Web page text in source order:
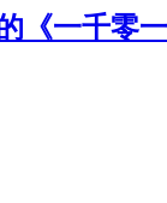
《一千零